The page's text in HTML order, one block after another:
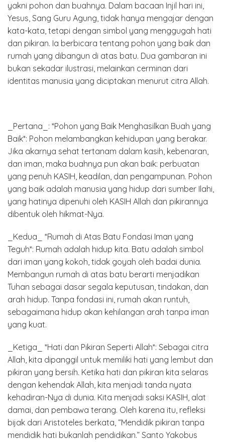
yakni pohon dan buahnya. Dalam bacaan Injil hari ini,
Yesus, Sang Guru Agung, tidak hanya mengajar dengan
kata-kata, tetapi dengan simbol yang menggugah hati
dan pikiran. Ia berbicara tentang pohon yang baik dan
rumah yang dibangun di atas batu. Dua gambaran ini
bukan sekadar ilustrasi, melainkan cerminan dari
identitas manusia yang diciptakan menurut citra Allah.
_Pertana_: *Pohon yang Baik Menghasilkan Buah yang
Baik*: Pohon melambangkan kehidupan yang berakar.
Jika akarnya sehat tertanam dalam kasih, kebenaran,
dan iman, maka buahnya pun akan baik: perbuatan
yang penuh KASIH, keadilan, dan pengampunan. Pohon
yang baik adalah manusia yang hidup dari sumber Ilahi,
yang hatinya dipenuhi oleh KASIH Allah dan pikirannya
dibentuk oleh hikmat-Nya.
_Kedua_ *Rumah di Atas Batu Fondasi Iman yang
Teguh*: Rumah adalah hidup kita. Batu adalah simbol
dari iman yang kokoh, tidak goyah oleh badai dunia.
Membangun rumah di atas batu berarti menjadikan
Tuhan sebagai dasar segala keputusan, tindakan, dan
arah hidup. Tanpa fondasi ini, rumah akan runtuh,
sebagaimana hidup akan kehilangan arah tanpa iman
yang kuat.
_Ketiga_ *Hati dan Pikiran Seperti Allah*: Sebagai citra
Allah, kita dipanggil untuk memiliki hati yang lembut dan
pikiran yang bersih. Ketika hati dan pikiran kita selaras
dengan kehendak Allah, kita menjadi tanda nyata
kehadiran-Nya di dunia. Kita menjadi saksi KASIH, alat
damai, dan pembawa terang. Oleh karena itu, refleksi
bijak dari Aristoteles berkata, “Mendidik pikiran tanpa
mendidik hati bukanlah pendidikan.” Santo Yakobus